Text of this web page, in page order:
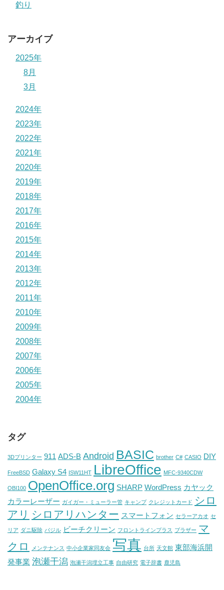
釣り
アーカイブ
2025年
8月
3月
2024年
2023年
2022年
2021年
2020年
2019年
2018年
2017年
2016年
2015年
2014年
2013年
2012年
2011年
2010年
2009年
2008年
2007年
2006年
2005年
2004年
タグ
3Dプリンター 911 ADS-B Android BASIC brother C# CASIO DIY
FreeBSD Galaxy S4 ISW11HT LibreOffice MFC-9340CDW
OBI100 OpenOffice.org SHARP WordPress カヤック
カラーレーザー ガイガー・ミューラー管 キャンプ クレジットカード シロ
アリ シロアリハンター スマートフォン セラーアカオ セ
リア ダニ駆除 バジル ビーチクリーン フロントラインプラス ブラザー マ
クロ
メンテナンス 中小企業家同友会 写真 台所 天文館 東部海浜開
発事業 泡瀬干潟 泡瀬干潟埋立工事 自由研究 電子辞書 鹿児島